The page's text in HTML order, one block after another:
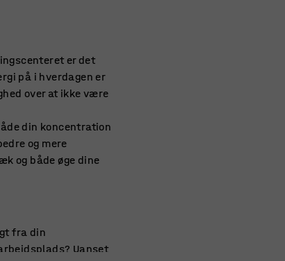
er det
på i hverdagen er
over at ikke være
din koncentration
og mere
og både øge dine
fra din
Uanset